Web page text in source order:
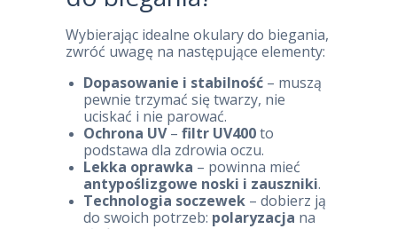
Wybierając idealne okulary do biegania,
zwróć uwagę na następujące elementy:
Dopasowanie i stabilność– muszą
pewnie trzymać się twarzy, nie
uciskać i nie parować.
Ochrona UV– filtr UV400to
podstawa dla zdrowia oczu.
Lekka oprawka – powinna mieć
antypoślizgowe noski i zauszniki.
Technologia soczewek– dobierz ją
do swoich potrzeb: polaryzacja na